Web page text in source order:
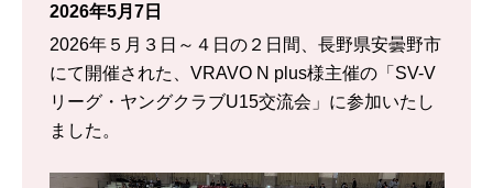
2026年5月7日
2026年５月３日～４日の２日間、長野県安曇野市
にて開催された、VRAVO N plus様主催の「SV-V
リーグ・ヤングクラブU15交流会」に参加いたし
ました。